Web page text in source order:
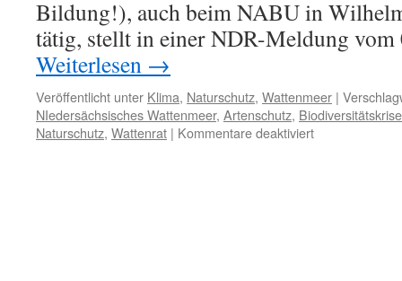
Bildung!), auch beim NABU in
tätig, stellt in einer NDR-Meldung vom
Weiterlesen →
Veröffentlicht unter Klima, Naturschutz, Wattenmeer |
NIedersächsisches Wattenmeer, Artenschutz, Biodiversitätskrise
Naturschutz, Wattenrat | Kommentare deaktiviertfür